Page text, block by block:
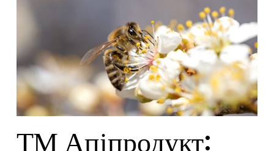
ТМ Апіпродукт: